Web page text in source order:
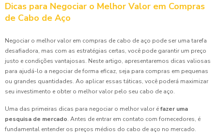
Dicas para Negociar o Melhor Valor em Compras
de Cabo de Aço
Negociar o melhor valor em compras de cabo de aço pode ser uma tarefa
desafiadora, mas com as estratégias certas, você pode garantir um preço
justo e condições vantajosas. Neste artigo, apresentaremos dicas valiosas
para ajudá-lo a negociar de forma eficaz, seja para compras em pequenas
ou grandes quantidades. Ao aplicar essas táticas, você poderá maximizar
seu investimento e obter o melhor valor pelo seu cabo de aço.
Uma das primeiras dicas para negociar o melhor valor éfazer uma
pesquisa de mercado. Antes de entrar em contato com fornecedores, é
fundamental entender os preços médios do cabo de aço no mercado.